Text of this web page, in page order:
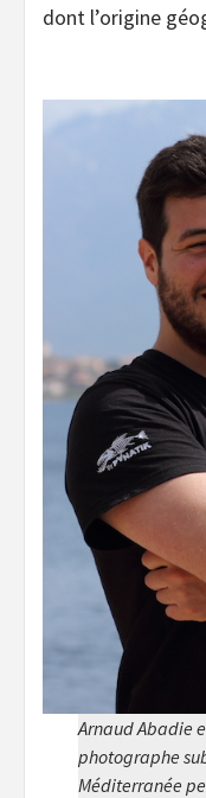
dont l’origine
Arnaud Abadie
photographe
Méditerranée